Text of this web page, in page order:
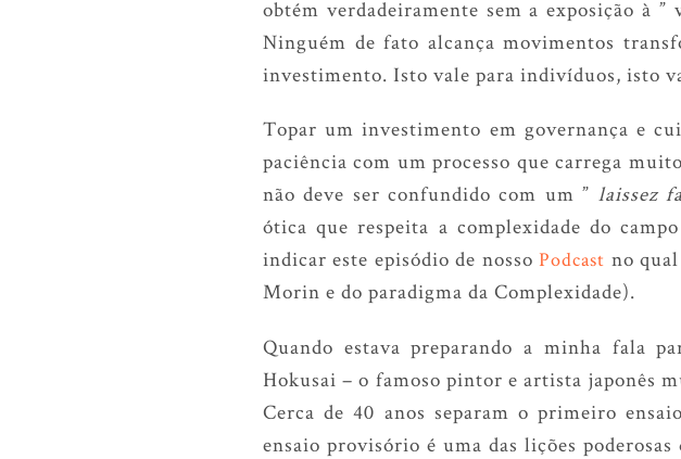
obtém verdadeiramente sem a exposição à
Ninguém de fato alcança movimentos
investimento. Isto vale para indivíduos, isto
Topar um investimento em governança e
paciência com um processo que carrega
não deve ser confundido com um ” laissez
ótica que respeita a complexidade do
indicar este episódio de nossoPodcast no
Morin e do paradigma da Complexidade).
Quando estava preparando a minha fala
Hokusai – o famoso pintor e artista japonês
Cerca de 40 anos separam o primeiro
ensaio provisório é uma das lições